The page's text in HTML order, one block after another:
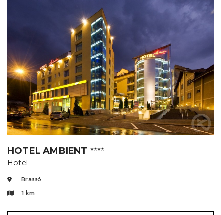
HOTEL AMBIENT ⭐⭐⭐⭐
Hotel
Brassó
1 km